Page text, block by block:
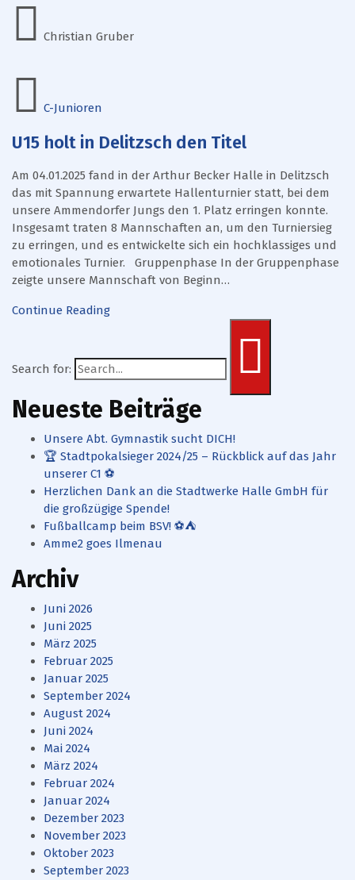
Christian Gruber
C-Junioren
U15 holt in Delitzsch den Titel
Am 04.01.2025 fand in der Arthur Becker Halle in Delitzsch
das mit Spannung erwartete Hallenturnier statt, bei dem
unsere Ammendorfer Jungs den 1. Platz erringen konnte.
Insgesamt traten 8 Mannschaften an, um den Turniersieg
zu erringen, und es entwickelte sich ein hochklassiges und
emotionales Turnier. Gruppenphase In der Gruppenphase
zeigte unsere Mannschaft von Beginn…
Continue Reading
Search for:
Neueste Beiträge
Unsere Abt. Gymnastik sucht DICH!
🏆 Stadtpokalsieger 2024/25 – Rückblick auf das Jahr
unserer C1 ⚽
Herzlichen Dank an die Stadtwerke Halle GmbH für
die großzügige Spende!
Fußballcamp beim BSV! ⚽⛺️
Amme2 goes Ilmenau
Archiv
Juni 2026
Juni 2025
März 2025
Februar 2025
Januar 2025
September 2024
August 2024
Juni 2024
Mai 2024
März 2024
Februar 2024
Januar 2024
Dezember 2023
November 2023
Oktober 2023
September 2023